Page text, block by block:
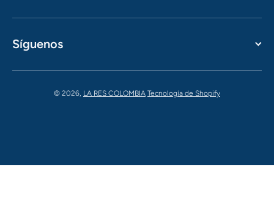
Síguenos
© 2026, LA RES COLOMBIA Tecnología de Shopify